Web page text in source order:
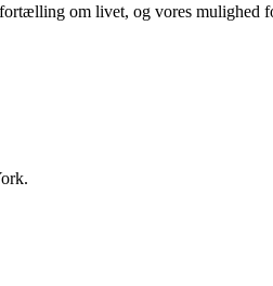
om livet, og vores mulighed